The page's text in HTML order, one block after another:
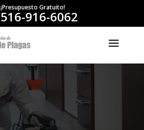
¡Presupuesto Gratuito!
516-916-6062